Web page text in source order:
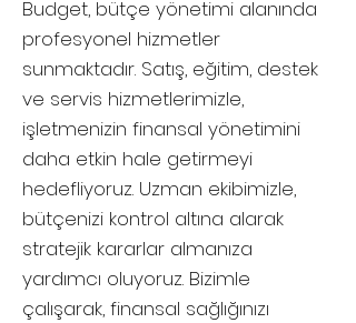
Budget, bütçe yönetimi alanında
profesyonel hizmetler
sunmaktadır. Satış, eğitim, destek
ve servis hizmetlerimizle,
işletmenizin finansal yönetimini
daha etkin hale getirmeyi
hedefliyoruz. Uzman ekibimizle,
bütçenizi kontrol altına alarak
stratejik kararlar almanıza
yardımcı oluyoruz. Bizimle
çalışarak, finansal sağlığınızı